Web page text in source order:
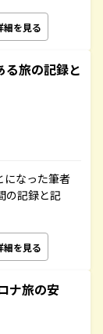
細を見る
旅の記録と
になった筆者
の記録と記
細を見る
ナ旅の安